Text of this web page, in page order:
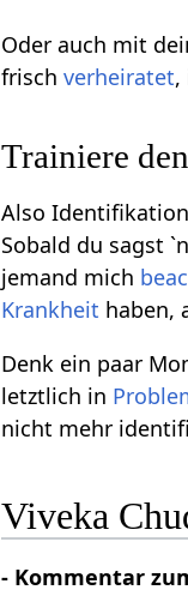
Oder auch mit
frischverheiratet,
Trainiere
Also
Sobald du sagst
jemand mich
Krankheit haben,
Denk ein paar
letztlich in
nicht mehr
Viveka
- Kommentar